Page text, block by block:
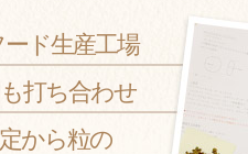
ド生産工場
打ち合わせ
から粒の